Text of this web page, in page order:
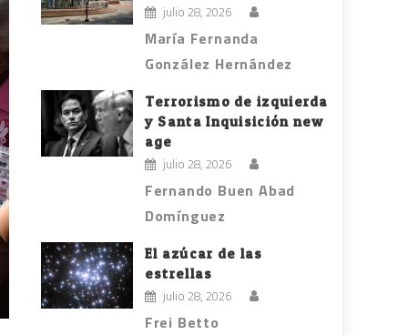
julio 28, 2026
María Fernanda
González Hernández
Terrorismo de izquierda
y Santa Inquisición new
age
julio 28, 2026
Fernando Buen Abad
Domínguez
El azúcar de las
estrellas
julio 28, 2026
Frei Betto